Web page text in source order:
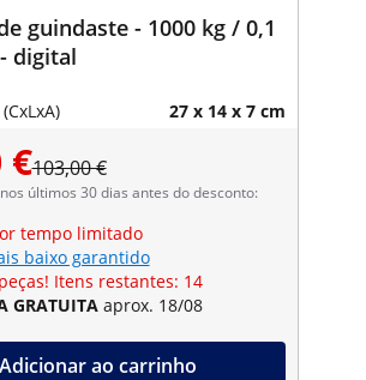
guindaste - 1000 kg / 0,1
digital
27 x 14 x 7 cm
€103,00 €
últimos 30 dias antes do desconto:
tempo limitado
baixo garantido
Itens restantes: 14
GRATUITA aprox. 18/08
Adicionar ao carrinho